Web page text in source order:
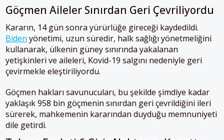
Göçmen Aileler Sınırdan Geri Çevriliyordu
Kararın, 14 gün sonra yürürlüğe gireceği kaydedildi.
Biden yönetimi, uzun süredir, halk sağlığı yönetmeliğini
kullanarak, ülkenin güney sınırında yakalanan
yetişkinleri ve aileleri, Kovid-19 salgını nedeniyle geri
çevirmekle eleştiriliyordu.
Göçmen hakları savunucuları, bu şekilde şimdiye kadar
yaklaşık 958 bin göçmenin sınırdan geri çevrildiğini ileri
sürerek, mahkemenin kararından duyduğu memnuniyeti
dile getirdi.